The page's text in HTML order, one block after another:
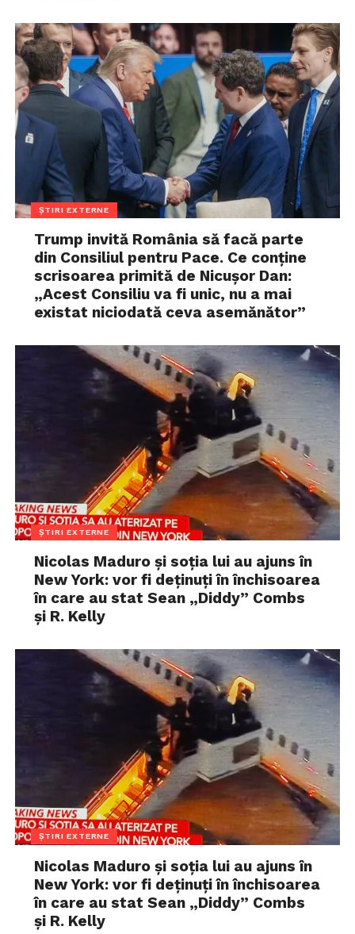
ȘTIRI EXTERNE
Trump invită România să facă parte
din Consiliul pentru Pace. Ce conține
scrisoarea primită de Nicușor Dan:
„Acest Consiliu va fi unic, nu a mai
existat niciodată ceva asemănător”
ȘTIRI EXTERNE
Nicolas Maduro și soția lui au ajuns în
New York: vor fi deținuți în închisoarea
în care au stat Sean „Diddy” Combs
și R. Kelly
ȘTIRI EXTERNE
Nicolas Maduro și soția lui au ajuns în
New York: vor fi deținuți în închisoarea
în care au stat Sean „Diddy” Combs
și R. Kelly